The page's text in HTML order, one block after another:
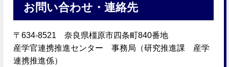
お問い合わせ・連絡先
〒634-8521 奈良県橿原市四条町840番地
産学官連携推進センター 事務局（研究推進課 産学
連携推進係）